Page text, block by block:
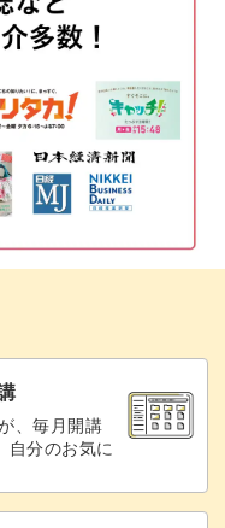
07:41
13:24
をする
18:27
19:57
、毎月開講
自分のお気に